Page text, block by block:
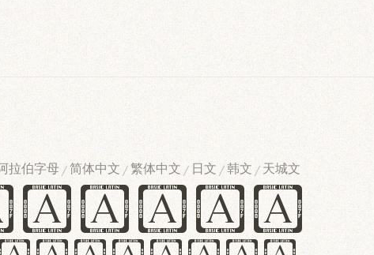
拉伯字母 /简体中文 /繁体中文 / 日文 /韩文 / 天城文